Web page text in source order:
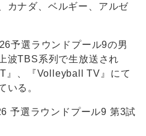
カナダ、ベルギー、アルゼ
予選ラウンドプール9の男
波TBS系列で生放送され
』、『Volleyball TV』にて
いる。
予選ラウンドプール9 第3試